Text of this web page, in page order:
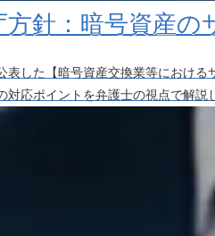
方針：暗号資産
表した【暗号資産交換業等におけ
対応ポイントを弁護士の視点で解説